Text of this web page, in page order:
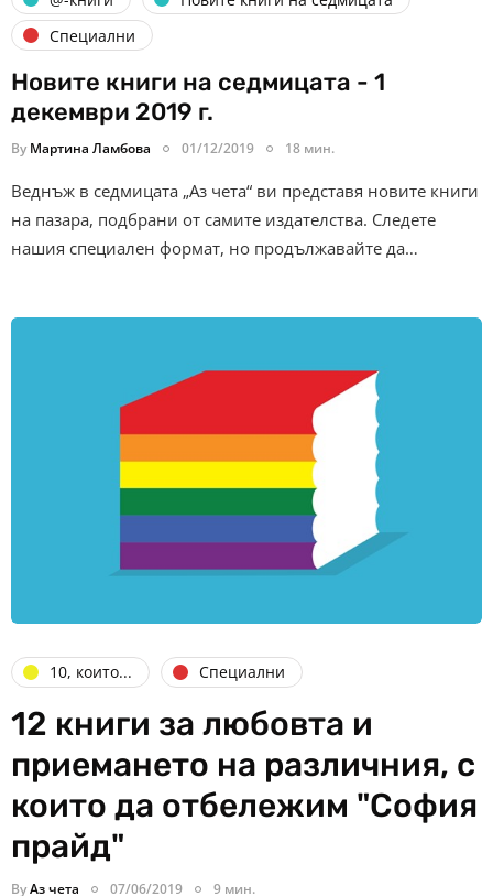
Специални
Новите книги на седмицата - 1
декември 2019 г.
By Мартина Ламбова 01/12/2019 18 мин.
Веднъж в седмицата „Аз чета“ ви представя новите книги
на пазара, подбрани от самите издателства. Следете
нашия специален формат, но продължавайте да…
10, които... Специални
12 книги за любовта и
приемането на различния, с
които да отбележим "София
прайд"
ByАз чета 07/06/2019 9 мин.